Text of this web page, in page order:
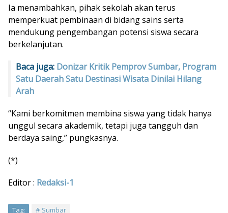
Ia menambahkan, pihak sekolah akan terus
memperkuat pembinaan di bidang sains serta
mendukung pengembangan potensi siswa secara
berkelanjutan.
Baca juga: Donizar Kritik Pemprov Sumbar, Program
Satu Daerah Satu Destinasi Wisata Dinilai Hilang
Arah
“Kami berkomitmen membina siswa yang tidak hanya
unggul secara akademik, tetapi juga tangguh dan
berdaya saing,” pungkasnya.
(*)
Editor : Redaksi-1
Tag: Sumbar